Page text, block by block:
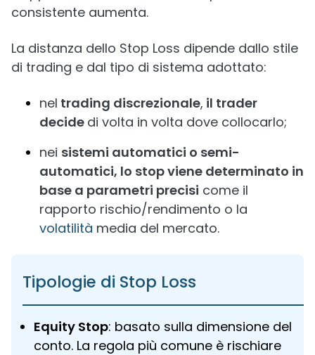
consistente aumenta.
La distanza dello Stop Loss dipende dallo stile
di trading e dal tipo di sistema adottato:
nel trading discrezionale, il trader
decide di volta in volta dove collocarlo;
nei sistemi automatici o semi-
automatici, lo stop viene determinato in
base a parametri precisi come il
rapporto rischio/rendimento o la
volatilità media del mercato.
Tipologie di Stop Loss
Equity Stop: basato sulla dimensione del
conto. La regola più comune è rischiare